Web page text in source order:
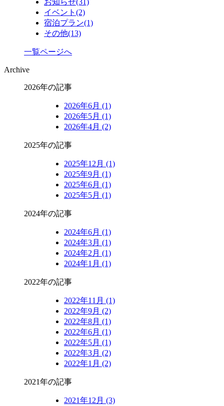
お知らせ(31)
イベント (2)
宿泊プラン(1)
その他(13)
一覧ページへ
Archive
2026年の記事
2026年6月 (1)
2026年5月 (1)
2026年4月 (2)
2025年の記事
2025年12月 (1)
2025年9月 (1)
2025年6月 (1)
2025年5月 (1)
2024年の記事
2024年6月 (1)
2024年3月 (1)
2024年2月 (1)
2024年1月 (1)
2022年の記事
2022年11月 (1)
2022年9月 (2)
2022年8月 (1)
2022年6月 (1)
2022年5月 (1)
2022年3月 (2)
2022年1月 (2)
2021年の記事
2021年12月 (3)